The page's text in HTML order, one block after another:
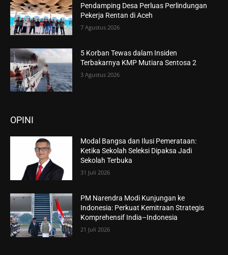
Pendamping Desa Perluas Perlindungan
Pekerja Rentan di Aceh
7 Agustus 2026
5 Korban Tewas dalam Insiden
Terbakarnya KMP Mutiara Sentosa 2
3 Agustus 2026
OPINI
Modal Bangsa dan Ilusi Pemerataan:
Ketika Sekolah Seleksi Dipaksa Jadi
Sekolah Terbuka
31 Juli 2026
PM Narendra Modi Kunjungan ke
Indonesia: Perkuat Kemitraan Strategis
Komprehensif India–Indonesia
21 Juli 2026